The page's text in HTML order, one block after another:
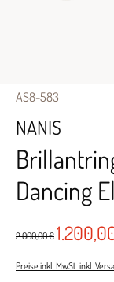
AS8-583
NANIS
Dancing
2.000,00 €
Preise inkl. MwSt. inkl.